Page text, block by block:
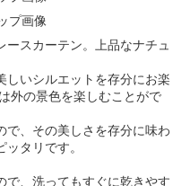
ースカーテン。上品なナチュ
しいシルエットを存分にお楽
外の景色を楽しむことがで
で、その美しさを存分に味わ
タリです。
で、洗ってもすぐに乾きやす